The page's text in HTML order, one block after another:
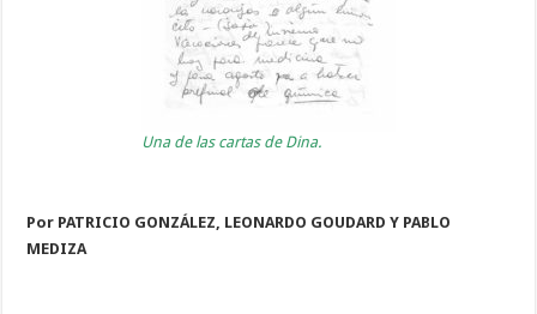
Una de las cartas de Dina.
Por PATRICIO GONZÁLEZ, LEONARDO GOUDARD Y PABLO
MEDIZA